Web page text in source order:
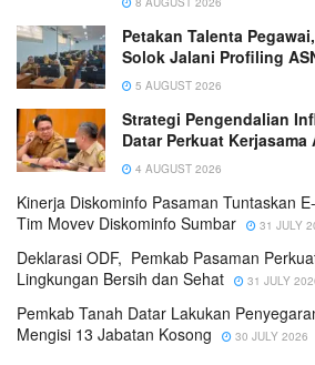
Petakan Talenta
Solok Jalani Profiling
5 AUGUST 2026
Strategi Pengendalian
Datar Perkuat Kerjasama
4 AUGUST 2026
Kinerja Diskominfo Pasaman Tuntaskan
Tim Movev Diskominfo Sumbar
31 JULY
Deklarasi ODF, Pemkab Pasaman
Lingkungan Bersih dan Sehat
31 JULY
Pemkab Tanah Datar Lakukan
Mengisi 13 Jabatan Kosong
30 JULY 2026